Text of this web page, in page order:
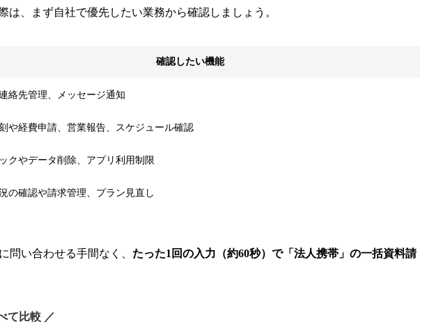
、まず自社で優先したい業務から確認しましょう。
確認したい機能
絡先管理、メッセージ通知
や経費申請、営業報告、スケジュール確認
クやデータ削除、アプリ利用制限
の確認や請求管理、プラン見直し
問い合わせる手間なく、 たった1回の入力（約60秒）で「法人携帯」の一括資料請
て比較 ／